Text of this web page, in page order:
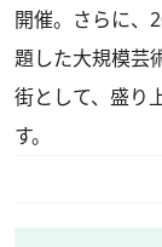
開催。さらに、
題した大規模芸
街として、盛り
す。